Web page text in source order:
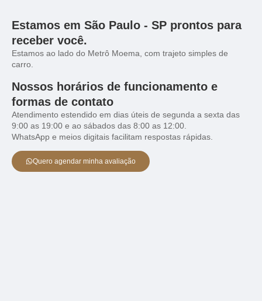
Estamos em São Paulo - SP prontos para
receber você.
Estamos ao lado do Metrô Moema, com trajeto simples de
carro.
Nossos horários de funcionamento e
formas de contato
Atendimento estendido em dias úteis de segunda a sexta das
9:00 as 19:00 e ao sábados das 8:00 as 12:00.
WhatsApp e meios digitais facilitam respostas rápidas.
Quero agendar minha avaliação